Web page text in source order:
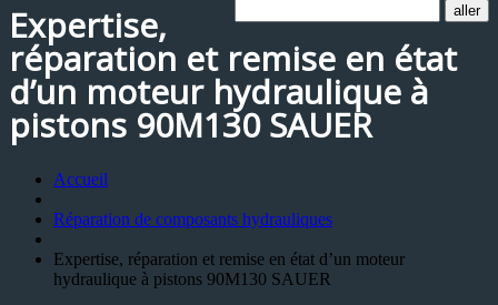
Expertise,
réparation et remise en état
d’un moteur hydraulique à
pistons 90M130 SAUER
Accueil
Réparation de composants hydrauliques
Expertise, réparation et remise en état d’un moteur
hydraulique à pistons 90M130 SAUER